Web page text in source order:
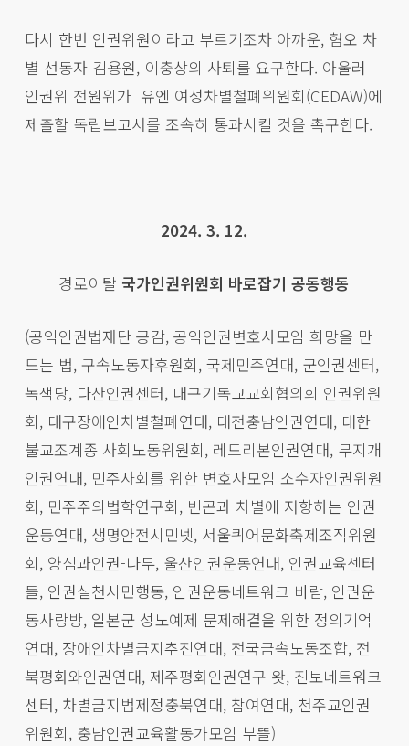
다시 한번 인권위원이라고 부르기조차 아까운, 혐오 차
별 선동자 김용원, 이충상의 사퇴를 요구한다. 아울러
인권위 전원위가 유엔 여성차별철폐위원회(CEDAW)에
제출할 독립보고서를 조속히 통과시킬 것을 촉구한다.
2024. 3. 12.
경로이탈 국가인권위원회 바로잡기 공동행동
(공익인권법재단 공감, 공익인권변호사모임 희망을 만
드는 법, 구속노동자후원회, 국제민주연대, 군인권센터,
녹색당, 다산인권센터, 대구기독교교회협의회 인권위원
회, 대구장애인차별철폐연대, 대전충남인권연대, 대한
불교조계종 사회노동위원회, 레드리본인권연대, 무지개
인권연대, 민주사회를 위한 변호사모임 소수자인권위원
회, 민주주의법학연구회, 빈곤과 차별에 저항하는 인권
운동연대, 생명안전시민넷, 서울퀴어문화축제조직위원
회, 양심과인권-나무, 울산인권운동연대, 인권교육센터
들, 인권실천시민행동, 인권운동네트워크 바람, 인권운
동사랑방, 일본군 성노예제 문제해결을 위한 정의기억
연대, 장애인차별금지추진연대, 전국금속노동조합, 전
북평화와인권연대, 제주평화인권연구 왓, 진보네트워크
센터, 차별금지법제정충북연대, 참여연대, 천주교인권
위원회, 충남인권교육활동가모임 부뜰)